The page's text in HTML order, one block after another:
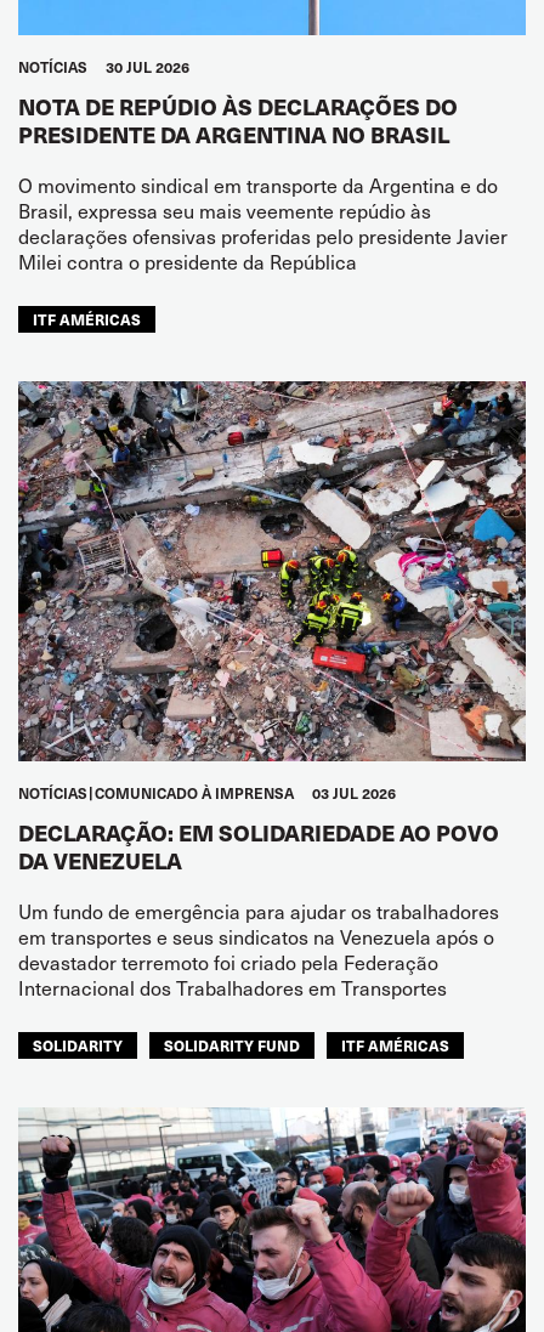
NOTÍCIAS 30 JUL 2026
NOTA DE REPÚDIO ÀS DECLARAÇÕES DO
PRESIDENTE DA ARGENTINA NO BRASIL
O movimento sindical em transporte da Argentina e do
Brasil, expressa seu mais veemente repúdio às
declarações ofensivas proferidas pelo presidente Javier
Milei contra o presidente da República
ITF AMÉRICAS
NOTÍCIAS COMUNICADO À IMPRENSA 03 JUL 2026
DECLARAÇÃO: EM SOLIDARIEDADE AO POVO
DA VENEZUELA
Um fundo de emergência para ajudar os trabalhadores
em transportes e seus sindicatos na Venezuela após o
devastador terremoto foi criado pela Federação
Internacional dos Trabalhadores em Transportes
SOLIDARITY SOLIDARITY FUND ITF AMÉRICAS